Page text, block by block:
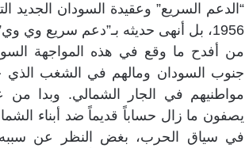
“الدعم السريع” وعقيدة السودان الجديد
1956، بل أنهى حديثه بـ”دعم سريع وي وي” وهي مما كانت تختم به حشود الحركة الشعبية.
من أفدح ما وقع في هذه المواجهة
جنوب السودان ومالهم في الشغب
مواطنيهم في الجار الشمالي. وبدا من
يصفون ما زال حساباً قديماً ضد أبناء
في سياق الحرب، بغض النظر عن